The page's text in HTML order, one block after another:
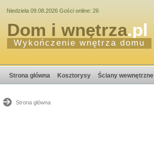
Niedziela 09.08.2026 Gości online: 26
Dom i wnętrza.pl
Wykończenie wnętrza domu
Strona główna Kosztorysy Ściany wewnętrzne
Strona główna